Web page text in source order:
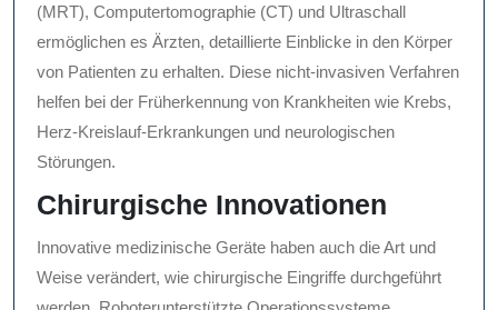
(MRT), Computertomographie (CT) und Ultraschall
ermöglichen es Ärzten, detaillierte Einblicke in den Körper
von Patienten zu erhalten. Diese nicht-invasiven Verfahren
helfen bei der Früherkennung von Krankheiten wie Krebs,
Herz-Kreislauf-Erkrankungen und neurologischen
Störungen.
Chirurgische Innovationen
Innovative medizinische Geräte haben auch die Art und
Weise verändert, wie chirurgische Eingriffe durchgeführt